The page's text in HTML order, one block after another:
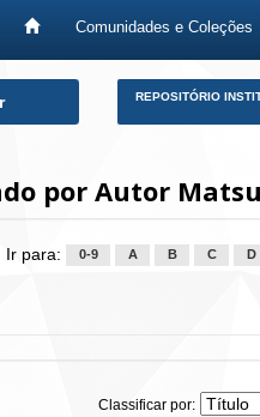
Comunidades e Coleções
REPOSITÓRIO
por Autor
Ir para: 0-9 A B C D
Classificar por: